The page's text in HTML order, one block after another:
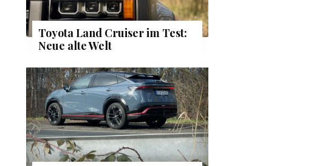
Toyota Land Cruiser im Test:
Neue alte Welt